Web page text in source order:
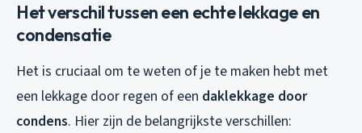
Het verschil tussen een echte lekkage en
condensatie
Het is cruciaal om te weten of je te maken hebt met
een lekkage door regen of een daklekkage door
condens. Hier zijn de belangrijkste verschillen: